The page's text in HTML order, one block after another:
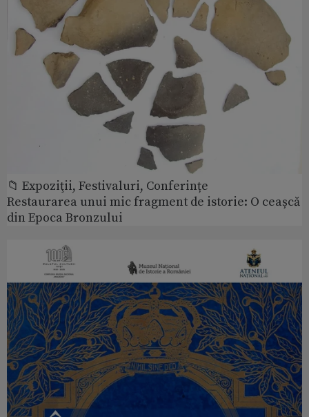
📁 Expoziţii, Festivaluri, Conferințe
Restaurarea unui mic fragment de istorie: O ceașcă
din Epoca Bronzului